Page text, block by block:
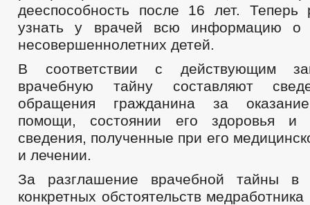
дееспособность после 16 лет. Теперь
узнать у врачей всю информацию о
несовершеннолетних детей.
В соответствии с действующим
врачебную тайну составляют
обращения гражданина за
помощи, состоянии его здоровья и
сведения, полученные при его
и лечении.
За разглашение врачебной тайны в
конкретных обстоятельств медработника